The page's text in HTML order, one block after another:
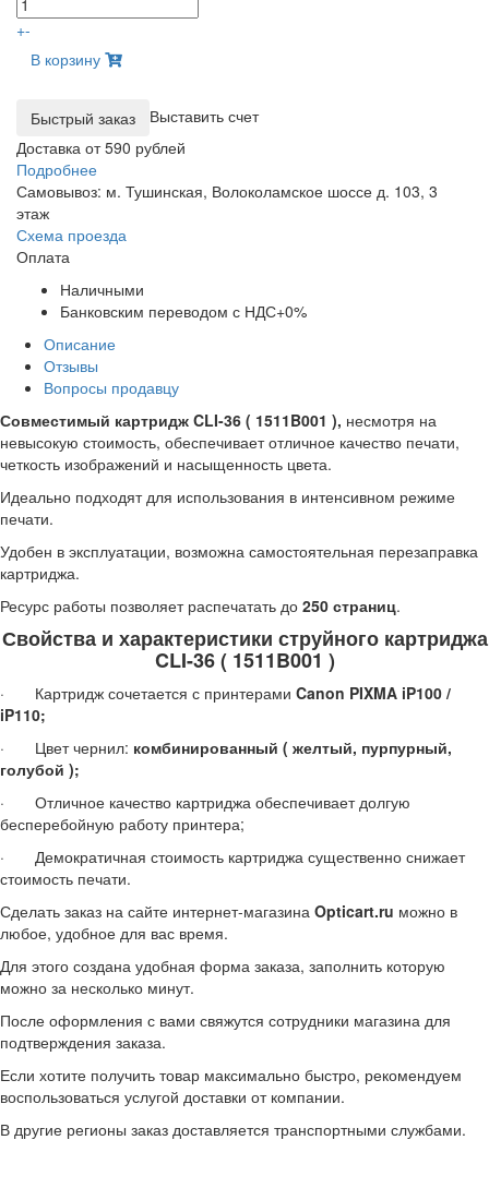
+-
В корзину
Выставить счет
Доставка от 590 рублей
Подробнее
Самовывоз: м. Тушинская, Волоколамское шоссе д. 103, 3
этаж
Схема проезда
Оплата
Наличными
Банковским переводом с НДС+0%
Описание
Отзывы
Вопросы продавцу
Совместимый картридж CLI-36 ( 1511B001 ), несмотря на
невысокую стоимость, обеспечивает отличное качество печати,
четкость изображений и насыщенность цвета.
Идеально подходят для использования в интенсивном режиме
печати.
Удобен в эксплуатации, возможна самостоятельная перезаправка
картриджа.
Ресурс работы позволяет распечатать до 250 страниц.
Свойства и характеристики струйного картриджа
CLI-36 ( 1511B001 )
· Картридж сочетается с принтерами Canon PIXMA iP100 /
iP110;
· Цвет чернил: комбинированный ( желтый, пурпурный,
голубой );
· Отличное качество картриджа обеспечивает долгую
бесперебойную работу принтера;
· Демократичная стоимость картриджа существенно снижает
стоимость печати.
Сделать заказ на сайте интернет-магазина Opticart.ru можно в
любое, удобное для вас время.
Для этого создана удобная форма заказа, заполнить которую
можно за несколько минут.
После оформления с вами свяжутся сотрудники магазина для
подтверждения заказа.
Если хотите получить товар максимально быстро, рекомендуем
воспользоваться услугой доставки от компании.
В другие регионы заказ доставляется транспортными службами.